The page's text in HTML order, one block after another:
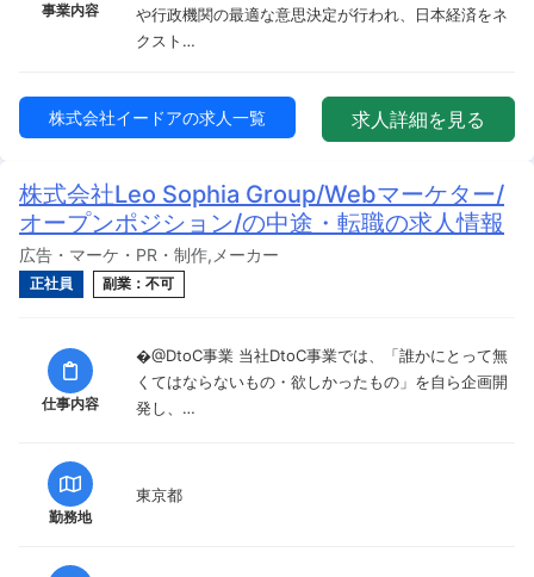
事業内容
や行政機関の最適な意思決定が行われ、日本経済をネ
クスト…
株式会社イードアの求人一覧 求人詳細を見る
株式会社Leo Sophia Group/Webマーケター/
オープンポジション/の中途・転職の求人情報
広告・マーケ・PR・制作,メーカー
正社員 副業：不可
仕事内容
�@DtoC事業 当社DtoC事業では、「誰かにとって無
くてはならないもの・欲しかったもの」を自ら企画開
発し、…
勤務地
東京都